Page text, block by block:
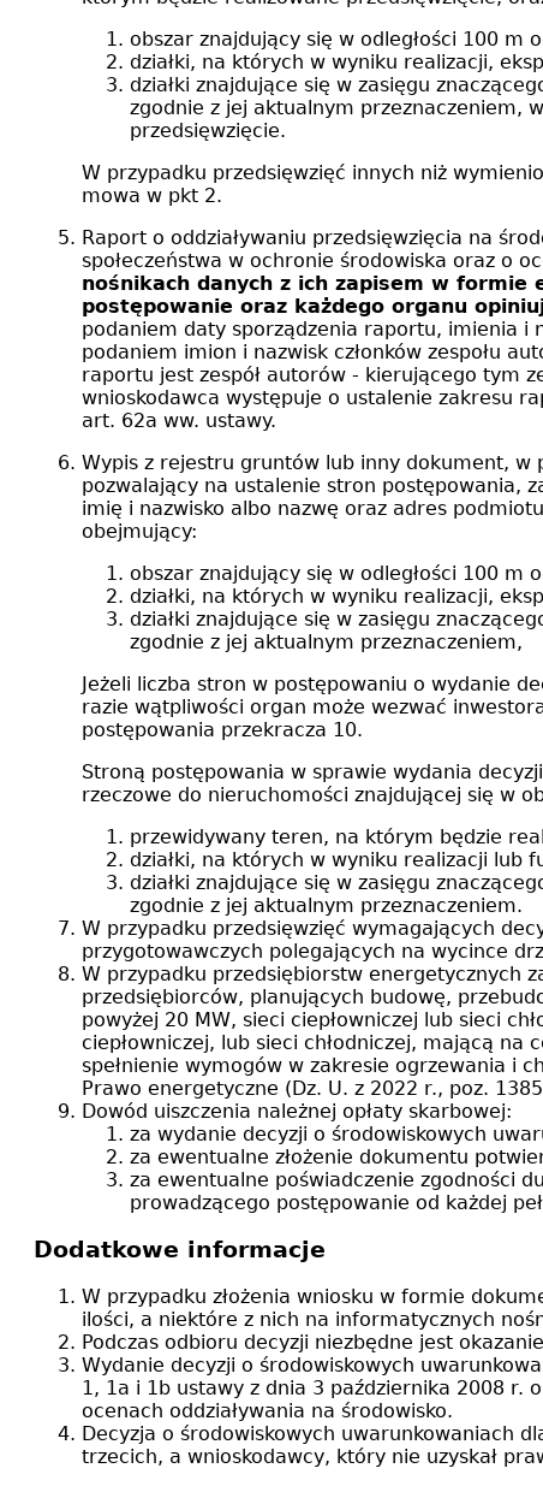
obszar znajdujący się w odległości 100
działki, na których w wyniku realizacji,
działki znajdujące się w zasięgu
zgodnie z jej aktualnym przeznaczeniem,
przedsięwzięcie.
W przypadku przedsięwzięć innych niż
mowa w pkt 2.
Raport o oddziaływaniu przedsięwzięcia na
społeczeństwa w ochronie środowiska oraz o
nośnikach danych z ich zapisem w
postępowanie oraz każdego organu
podaniem daty sporządzenia raportu, imienia i
podaniem imion i nazwisk członków zespołu
raportu jest zespół autorów - kierującego tym
wnioskodawca występuje o ustalenie zakresu
art. 62a ww. ustawy.
Wypis z rejestru gruntów lub inny dokument, w
pozwalający na ustalenie stron postępowania,
imię i nazwisko albo nazwę oraz adres
obejmujący:
obszar znajdujący się w odległości 100
działki, na których w wyniku realizacji,
działki znajdujące się w zasięgu
zgodnie z jej aktualnym przeznaczeniem,
Jeżeli liczba stron w postępowaniu o wydanie
razie wątpliwości organ może wezwać
postępowania przekracza 10.
Stroną postępowania w sprawie wydania
rzeczowe do nieruchomości znajdującej się w
przewidywany teren, na którym będzie
działki, na których w wyniku realizacji lub
działki znajdujące się w zasięgu
zgodnie z jej aktualnym przeznaczeniem.
W przypadku przedsięwzięć wymagających
przygotowawczych polegających na wycince
W przypadku przedsiębiorstw energetycznych
przedsiębiorców, planujących budowę,
powyżej 20 MW, sieci ciepłowniczej lub sieci
ciepłowniczej, lub sieci chłodniczej, mającą
spełnienie wymogów w zakresie ogrzewania i
Prawo energetyczne (Dz. U. z 2022 r., poz.
Dowód uiszczenia należnej opłaty skarbowej:
za wydanie decyzji o środowiskowych
za ewentualne złożenie dokumentu
za ewentualne poświadczenie zgodności
prowadzącego postępowanie od każdej
Dodatkowe informacje
W przypadku złożenia wniosku w formie
ilości, a niektóre z nich na informatycznych
Podczas odbioru decyzji niezbędne jest
Wydanie decyzji o środowiskowych
1, 1a i 1b ustawy z dnia 3 października 2008 r.
ocenach oddziaływania na środowisko.
Decyzja o środowiskowych uwarunkowaniach
trzecich, a wnioskodawcy, który nie uzyskał